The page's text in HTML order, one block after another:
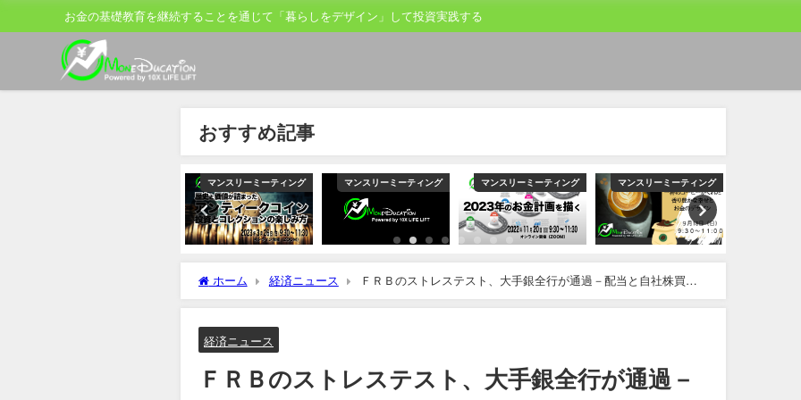
お金の基礎教育を継続することを通じて「暮らしをデザイン」して投資実践する
おすすめ記事
マンスリーミーティング マンスリーミーティング マンスリーミーティング マンスリーミーティング
ホーム 経済ニュース
ＦＲＢのストレステスト、大手銀全行が通過－配当と自社株買い
に道筋
経済ニュース
ＦＲＢのストレステスト、大手銀全行が通過－